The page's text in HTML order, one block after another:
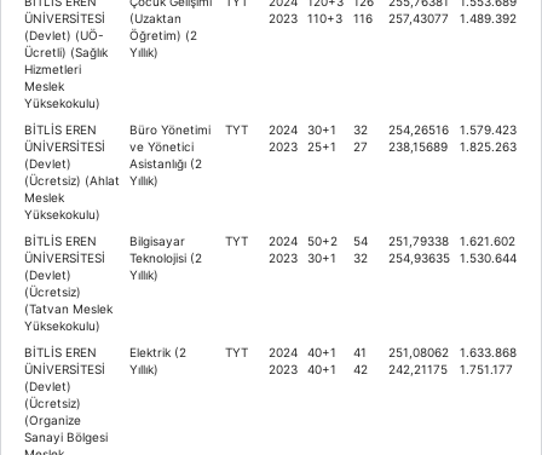
ÜNİVERSİTESİ
(Devlet) (UÖ-
Ücretli) (Sağlık
Hizmetleri
Meslek
Yüksekokulu)
(Uzaktan
Öğretim) (2
Yıllık)
2023
110+3
116
257,43077
1.489.392
BİTLİS EREN
ÜNİVERSİTESİ
(Devlet)
(Ücretsiz) (Ahlat
Meslek
Yüksekokulu)
Büro Yönetimi
ve Yönetici
Asistanlığı (2
Yıllık)
TYT
2024
2023
30+1
25+1
32
27
254,26516
238,15689
1.579.423
1.825.263
BİTLİS EREN
ÜNİVERSİTESİ
(Devlet)
(Ücretsiz)
(Tatvan Meslek
Yüksekokulu)
Bilgisayar
Teknolojisi (2
Yıllık)
TYT
2024
2023
50+2
30+1
54
32
251,79338
254,93635
1.621.602
1.530.644
BİTLİS EREN
ÜNİVERSİTESİ
(Devlet)
(Ücretsiz)
(Organize
Sanayi Bölgesi
Elektrik (2
Yıllık)
TYT
2024
2023
40+1
40+1
41
42
251,08062
242,21175
1.633.868
1.751.177